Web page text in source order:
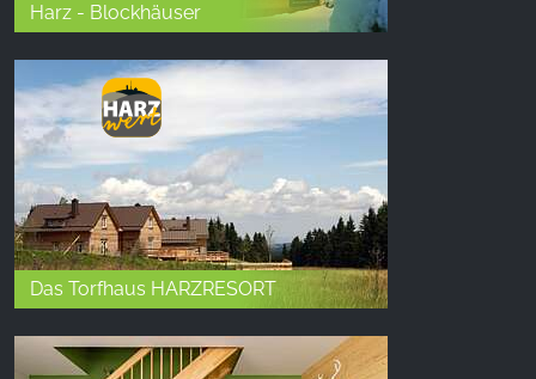
Harz - Blockhäuser
Das Torfhaus HARZRESORT